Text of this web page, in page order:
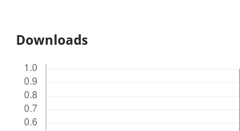
Downloads